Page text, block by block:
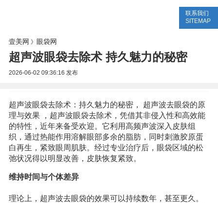
联系我们
SITEMAP
壹美网 》 眼袋网
超声波眼袋去除术 持久魅力的秘密
2026-06-02 09:36:16 发布
超声波眼袋去除术：持久魅力的秘密， 超声波去眼袋的原
理与效果 ，超声波眼袋去除术，凭借其非侵入性和高效能
的特性，近年来备受欢迎。它利用高频声波深入皮肤组
织，通过热能作用溶解眼部多余的脂肪，同时刺激胶原蛋
白再生，紧致眼周肌肤。经过专业治疗后，眼袋区域的松
弛状况得以明显改善，皮肤恢复紧致。
维持时间与个体差异
理论上，超声波去眼袋的效果可以持续数年，甚至更久。